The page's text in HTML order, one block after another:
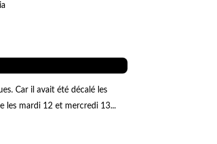
Car il avait été décalé les
les mardi 12 et mercredi 13...